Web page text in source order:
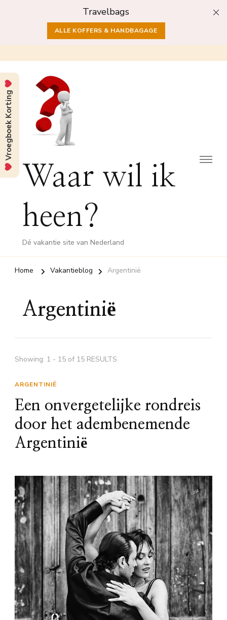
Travelbags
ALLE KOFFERS & HANDBAGAGE
Waar wil ik
heen?
Dé vakantie site van Nederland
Home Vakantieblog Argentinië
Argentinië
Showing: 1 - 15 of 15 RESULTS
ARGENTINIË
Een onvergetelijke rondreis
door het adembenemende
Argentinië
Vroegboek Korting